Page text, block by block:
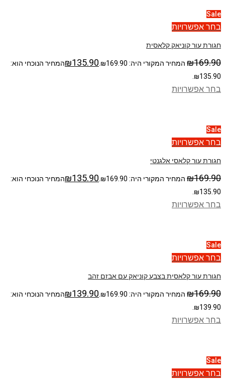
Sale
בחר אפשרויות
חגורת עור קוניאק קלאסית
₪169.90 המחיר המקורי היה: ₪169.90. ₪135.90
המחיר הנוכחי הוא:
₪135.90.
בחר אפשרויות
Sale
בחר אפשרויות
חגורת עור קלאסי אלגנטי
₪169.90 המחיר המקורי היה: ₪169.90. ₪135.90
המחיר הנוכחי הוא:
₪135.90.
בחר אפשרויות
Sale
בחר אפשרויות
חגורת עור קלאסית בצבע קוניאק עם אבזם זהב
₪169.90 המחיר המקורי היה: ₪169.90. ₪139.90
המחיר הנוכחי הוא:
₪139.90.
בחר אפשרויות
Sale
בחר אפשרויות